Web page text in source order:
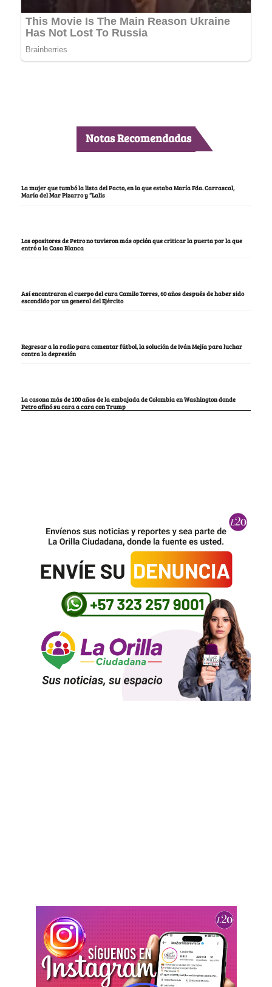
Notas Recomendadas
La mujer que tumbó la lista del Pacto, en la que estaba María Fda. Carrascal,
María del Mar Pizarro y “Lalis
Los opositores de Petro no tuvieron más opción que criticar la puerta por la que
entró a la Casa Blanca
Así encontraron el cuerpo del cura Camilo Torres, 60 años después de haber sido
escondido por un general del Ejército
Regresar a la radio para comentar fútbol, la solución de Iván Mejía para luchar
contra la depresión
La casona más de 100 años de la embajada de Colombia en Washington donde
Petro afinó su cara a cara con Trump